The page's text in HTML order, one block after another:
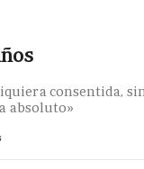
consentida,
absoluto»